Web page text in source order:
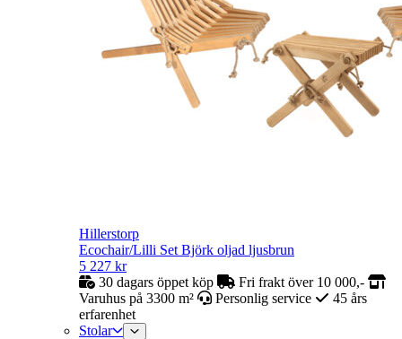
Hillerstorp
Ecochair/Lilli Set Björk oljad ljusbrun
5 227 kr
30 dagars öppet köp
Fri frakt över 10 000,-
Varuhus på 3300 m²
Personlig service
45 års
erfarenhet
Stolar